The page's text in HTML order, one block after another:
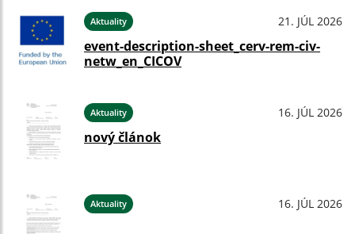
Aktuality 21. JÚL 2026
event-description-sheet_cerv-rem-civ-
netw_en_CICOV
Aktuality 16. JÚL 2026
nový článok
Aktuality 16. JÚL 2026